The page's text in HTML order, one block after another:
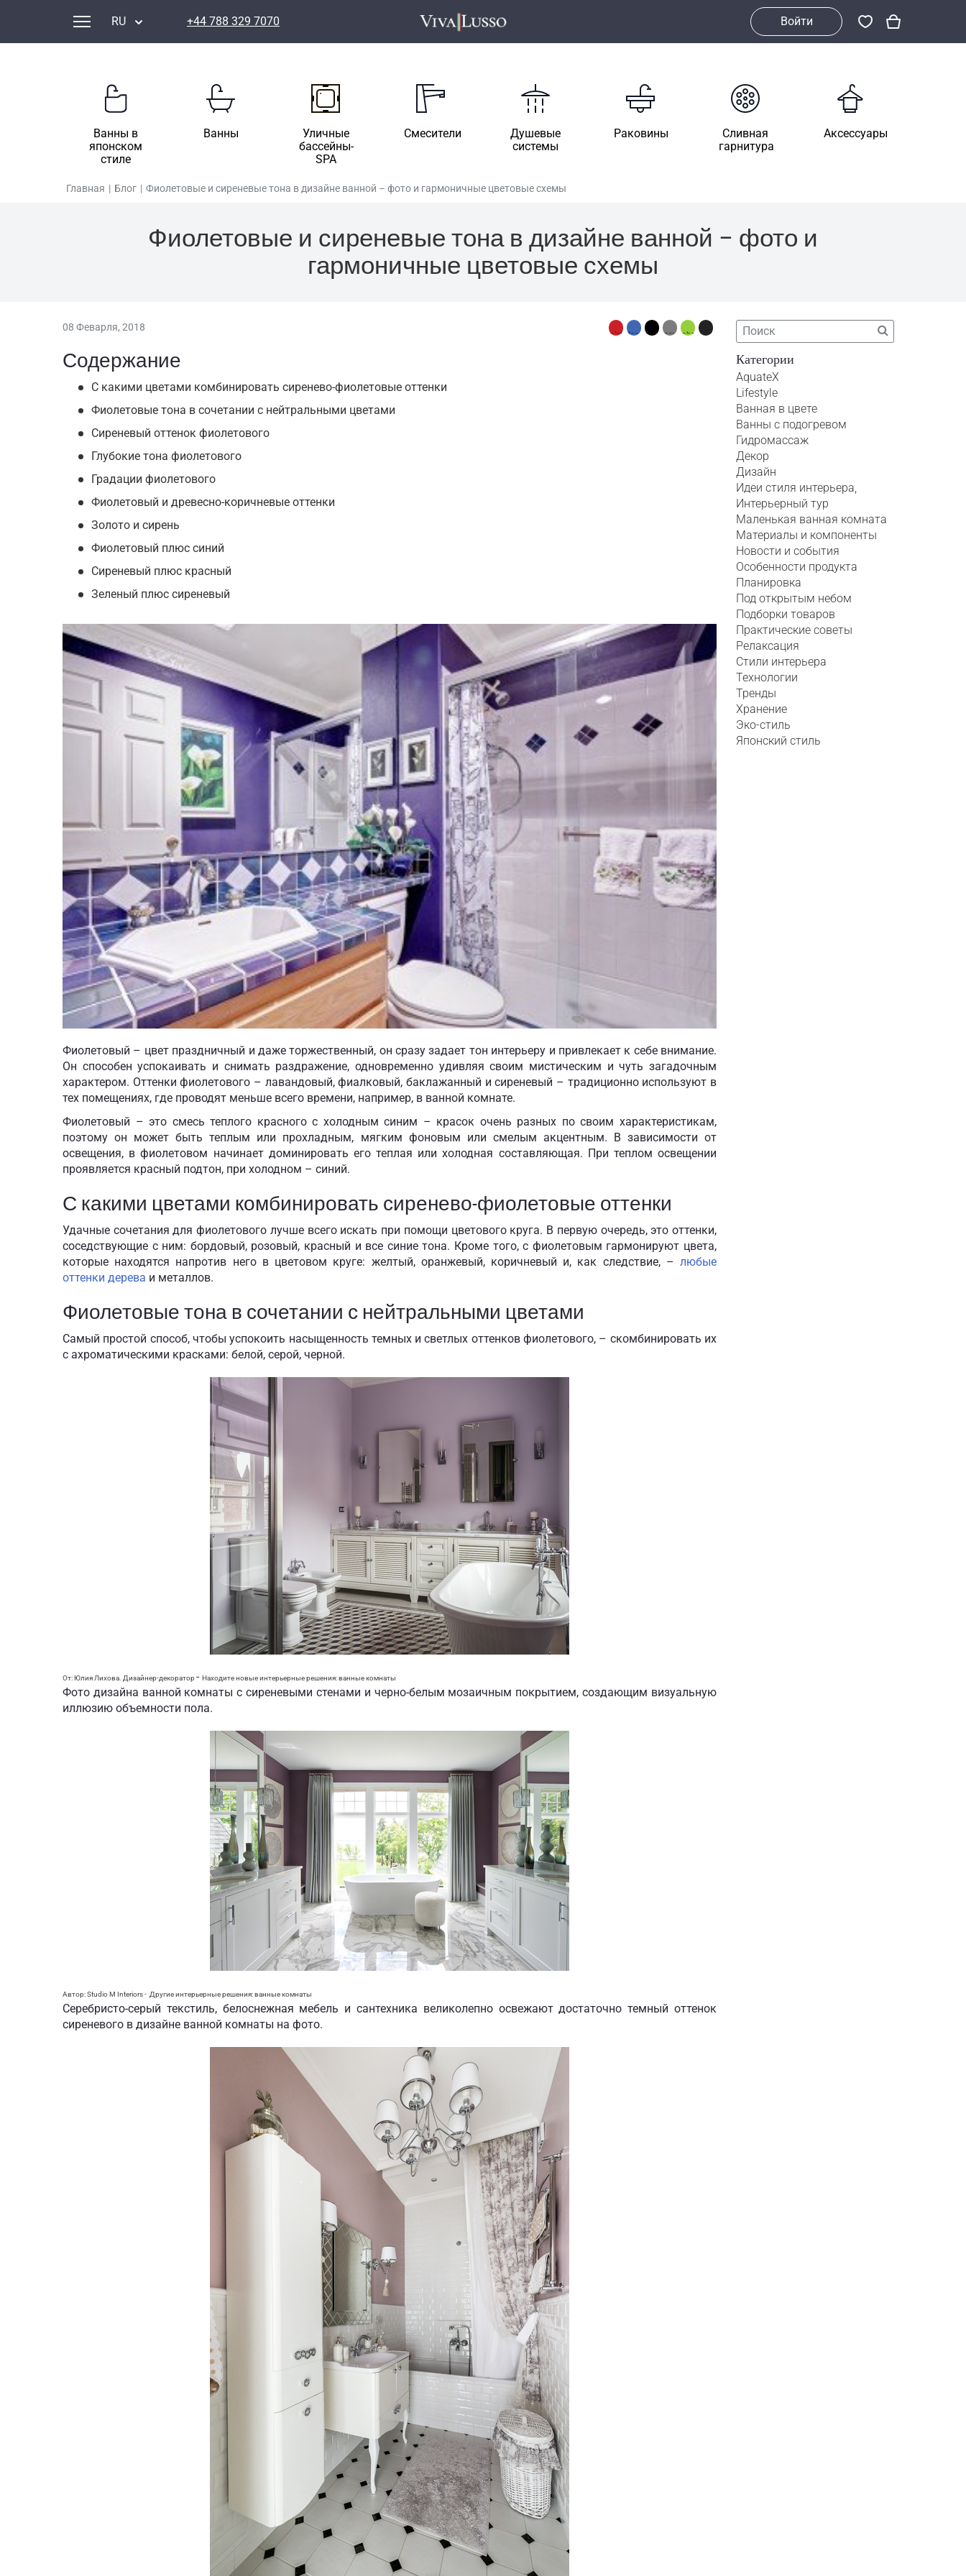
RU +44 788 329 7070 Войти
Ванны в
японском
стиле
Ванны
Уличные
бассейны-
SPA
Смесители
Душевые
системы
Раковины
Сливная
гарнитура
Аксессуары
Главная | Блог | Фиолетовые и сиреневые тона в дизайне ванной – фото и гармоничные цветовые схемы
Фиолетовые и сиреневые тона в дизайне ванной – фото и
гармоничные цветовые схемы
08 Феварля, 2018
Содержание
С какими цветами комбинировать сиренево-фиолетовые оттенки
Фиолетовые тона в сочетании с нейтральными цветами
Сиреневый оттенок фиолетового
Глубокие тона фиолетового
Градации фиолетового
Фиолетовый и древесно-коричневые оттенки
Золото и сирень
Фиолетовый плюс синий
Сиреневый плюс красный
Зеленый плюс сиреневый
Фиолетовый – цвет праздничный и даже торжественный, он сразу задает тон интерьеру и привлекает к себе внимание.
Он способен успокаивать и снимать раздражение, одновременно удивляя своим мистическим и чуть загадочным
характером. Оттенки фиолетового – лавандовый, фиалковый, баклажанный и сиреневый – традиционно используют в
тех помещениях, где проводят меньше всего времени, например, в ванной комнате.
Фиолетовый – это смесь теплого красного с холодным синим – красок очень разных по своим характеристикам,
поэтому он может быть теплым или прохладным, мягким фоновым или смелым акцентным. В зависимости от
освещения, в фиолетовом начинает доминировать его теплая или холодная составляющая. При теплом освещении
проявляется красный подтон, при холодном – синий.
С какими цветами комбинировать сиренево-фиолетовые оттенки
Удачные сочетания для фиолетового лучше всего искать при помощи цветового круга. В первую очередь, это оттенки,
соседствующие с ним: бордовый, розовый, красный и все синие тона. Кроме того, с фиолетовым гармонируют цвета,
которые находятся напротив него в цветовом круге: желтый, оранжевый, коричневый и, как следствие, – любые
оттенки дерева и металлов.
Фиолетовые тона в сочетании с нейтральными цветами
Самый простой способ, чтобы успокоить насыщенность темных и светлых оттенков фиолетового, – скомбинировать их
с ахроматическими красками: белой, серой, черной.
От: Юлия Лихова. Дизайнер-декоратор- Находите новые интерьерные решения:ванные комнаты
Фото дизайна ванной комнаты с сиреневыми стенами и черно-белым мозаичным покрытием, создающим визуальную
иллюзию объемности пола.
Автор: Studio M Interiors- Другие интерьерные решения:ванные комнаты
Серебристо-серый текстиль, белоснежная мебель и сантехника великолепно освежают достаточно темный оттенок
сиреневого в дизайне ванной комнаты на фото.
Категории
AquateX
Lifestyle
Ванная в цвете
Ванны с подогревом
Гидромассаж
Декор
Дизайн
Идеи стиля интерьера,
Интерьерный тур
Маленькая ванная комната
Материалы и компоненты
Новости и события
Особенности продукта
Планировка
Под открытым небом
Подборки товаров
Практические советы
Релаксация
Стили интерьера
Технологии
Тренды
Хранение
Эко-стиль
Японский стиль